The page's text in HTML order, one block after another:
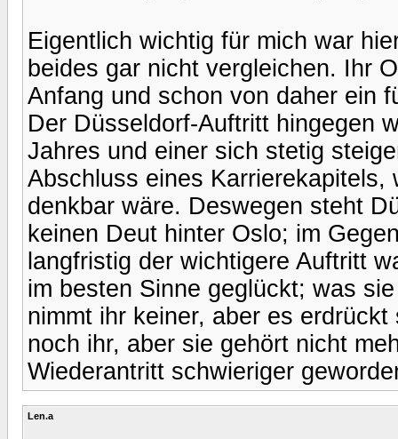
Eigentlich wichtig für mich war
beides gar nicht vergleichen. Ihr
Anfang und schon von daher ein
Der Düsseldorf-Auftritt hingegen
Jahres und einer sich stetig
Abschluss eines
denkbar wäre. Deswegen steht
keinen Deut hinter Oslo; im
langfristig der wichtigere Auftritt
im besten Sinne geglückt; was
nimmt ihr keiner, aber es
noch ihr, aber sie gehört nicht
Wiederantritt schwieriger
Len.a